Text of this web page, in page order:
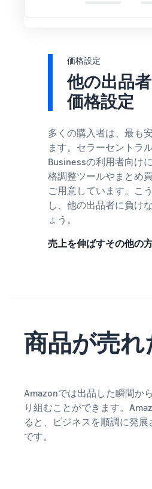
価格設定
他の出品
価格設定
多くの購入者は、最も
ます。セラーセントラ
Businessの利用者向け
格調整ツールやまとめ
ご用意しています。こ
し、他の出品者に負け
ょう。
売上を伸ばすその他の
商品が売れ
Amazonでは出品した瞬間か
り組むことができます。
ると、ビジネスを順調に発
です。